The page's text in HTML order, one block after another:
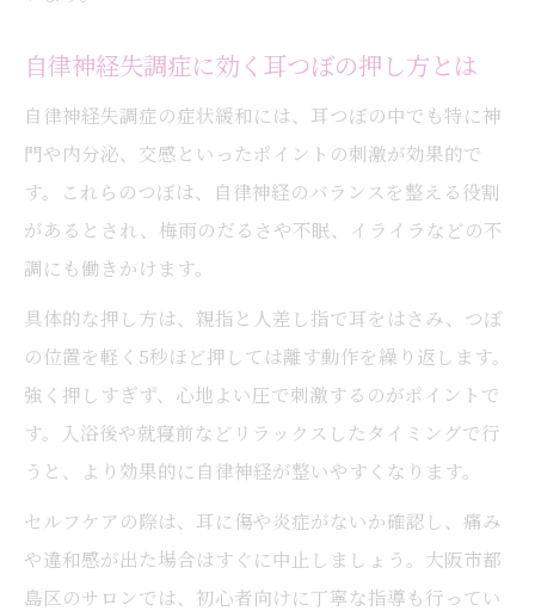
自律神経失調症に効く耳つぼの押し方とは
自律神経失調症の症状緩和には、耳つぼの中でも特に神
門や内分泌、交感といったポイントの刺激が効果的で
す。これらのつぼは、自律神経のバランスを整える役割
があるとされ、梅雨のだるさや不眠、イライラなどの不
調にも働きかけます。
具体的な押し方は、親指と人差し指で耳をはさみ、つぼ
の位置を軽く5秒ほど押しては離す動作を繰り返します。
強く押しすぎず、心地よい圧で刺激するのがポイントで
す。入浴後や就寝前などリラックスしたタイミングで行
うと、より効果的に自律神経が整いやすくなります。
セルフケアの際は、耳に傷や炎症がないか確認し、痛み
や違和感が出た場合はすぐに中止しましょう。大阪市都
島区のサロンでは、初心者向けに丁寧な指導も行ってい